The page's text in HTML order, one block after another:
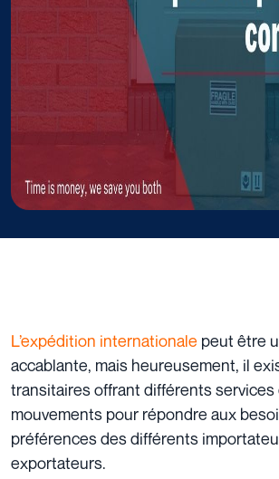
L’expédition internationale peut être
accablante, mais heureusement, il
transitaires offrant différents services
mouvements pour répondre aux
préférences des différents
exportateurs.